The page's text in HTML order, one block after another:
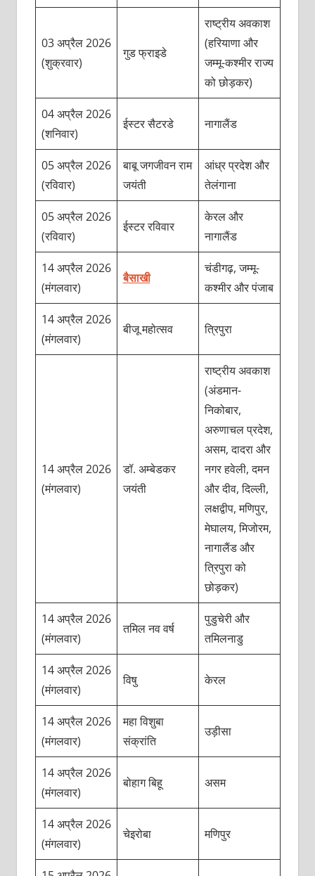
03 अप्रैल 2026
(शुक्रवार)
गुड फ्राइडे
राष्ट्रीय अवकाश
(हरियाणा और
जम्मू-कश्मीर राज्य
को छोड़कर)
04 अप्रैल 2026
(शनिवार)
ईस्टर सैटरडे नागालैंड
05 अप्रैल 2026
(रविवार)
बाबू जगजीवन राम
जयंती
आंध्र प्रदेश और
तेलंगाना
05 अप्रैल 2026
(रविवार)
ईस्टर रविवार
केरल और
नागालैंड
14 अप्रैल 2026
(मंगलवार)
बैसाखी
चंडीगढ़, जम्मू-
कश्मीर और पंजाब
14 अप्रैल 2026
(मंगलवार)
बीजू महोत्सव त्रिपुरा
14 अप्रैल 2026
(मंगलवार)
डॉ. अम्बेडकर
जयंती
राष्ट्रीय अवकाश
(अंडमान-
निकोबार,
अरुणाचल प्रदेश,
असम, दादरा और
नगर हवेली, दमन
और दीव, दिल्ली,
लक्षद्वीप, मणिपुर,
मेघालय, मिजोरम,
नागालैंड और
त्रिपुरा को
छोड़कर)
14 अप्रैल 2026
(मंगलवार)
तमिल नव वर्ष
पुडुचेरी और
तमिलनाडु
14 अप्रैल 2026
(मंगलवार)
विषु केरल
14 अप्रैल 2026
(मंगलवार)
महा विशुबा
संक्रांति
उड़ीसा
14 अप्रैल 2026
(मंगलवार)
बोहाग बिहू असम
14 अप्रैल 2026
(मंगलवार)
चेइरोबा मणिपुर